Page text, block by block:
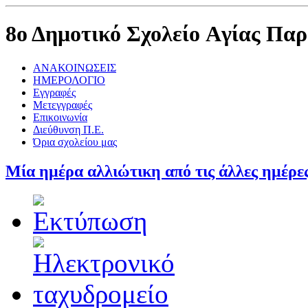
8ο Δημοτικό Σχολείο Aγίας
ΑΝΑΚΟΙΝΩΣΕΙΣ
ΗΜΕΡΟΛΟΓΙΟ
Εγγραφές
Μετεγγραφές
Επικοινωνία
Διεύθυνση Π.Ε.
Όρια σχολείου μας
Μία ημέρα αλλιώτικη από τις άλλες